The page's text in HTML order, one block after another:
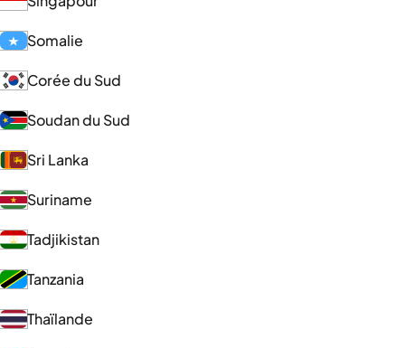
Somalie
Corée du Sud
Soudan du Sud
Sri Lanka
Suriname
Tadjikistan
Tanzania
Thaïlande